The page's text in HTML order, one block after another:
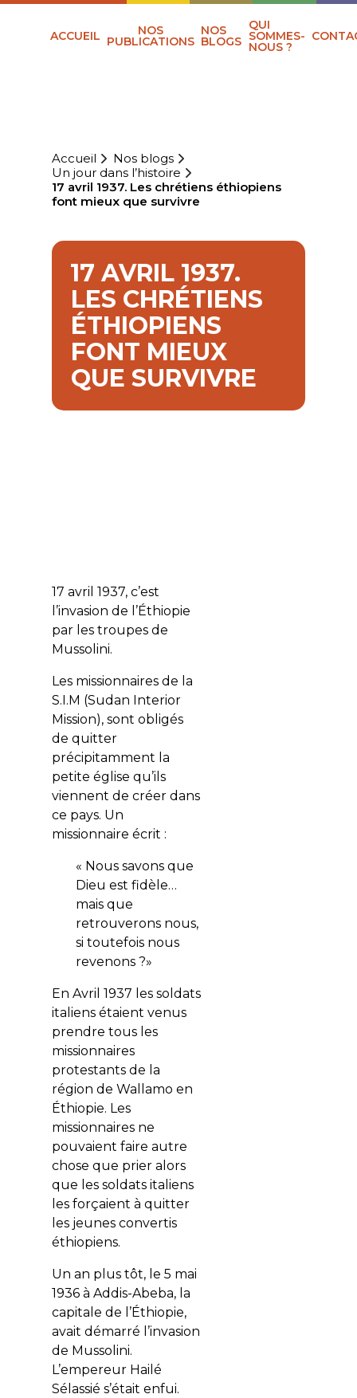
ACCUEIL NOS
PUBLICATIONS
NOS
BLOGS
QUI
SOMMES-
NOUS ?
Accueil
Nos blogs
Un jour dans l’histoire
17 avril 1937. Les chrétiens éthiopiens
font mieux que survivre
17 AVRIL 1937.
LES CHRÉTIENS
ÉTHIOPIENS
FONT MIEUX
QUE SURVIVRE
17 avril 1937, c’est
l’invasion de l’Éthiopie
par les troupes de
Mussolini.
Les missionnaires de la
S.I.M (Sudan Interior
Mission), sont obligés
de quitter
précipitamment la
petite église qu’ils
viennent de créer dans
ce pays. Un
missionnaire écrit :
« Nous savons que
Dieu est fidèle…
mais que
retrouverons nous,
si toutefois nous
revenons ?»
En Avril 1937 les soldats
italiens étaient venus
prendre tous les
missionnaires
protestants de la
région de Wallamo en
Éthiopie. Les
missionnaires ne
pouvaient faire autre
chose que prier alors
que les soldats italiens
les forçaient à quitter
les jeunes convertis
éthiopiens.
Un an plus tôt, le 5 mai
1936 à Addis-Abeba, la
capitale de l’Éthiopie,
avait démarré l’invasion
de Mussolini.
L’empereur Hailé
Sélassié s’était enfui.